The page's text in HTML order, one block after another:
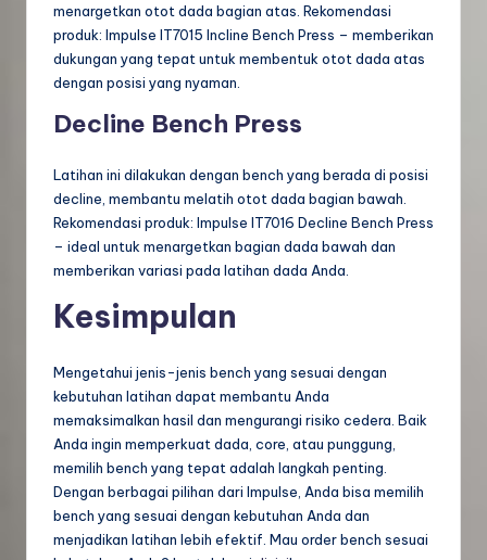
menargetkan otot dada bagian atas. Rekomendasi
produk: Impulse IT7015 Incline Bench Press – memberikan
dukungan yang tepat untuk membentuk otot dada atas
dengan posisi yang nyaman.
Decline Bench Press
Latihan ini dilakukan dengan bench yang berada di posisi
decline, membantu melatih otot dada bagian bawah.
Rekomendasi produk: Impulse IT7016 Decline Bench Press
– ideal untuk menargetkan bagian dada bawah dan
memberikan variasi pada latihan dada Anda.
Kesimpulan
Mengetahui jenis-jenis bench yang sesuai dengan
kebutuhan latihan dapat membantu Anda
memaksimalkan hasil dan mengurangi risiko cedera. Baik
Anda ingin memperkuat dada, core, atau punggung,
memilih bench yang tepat adalah langkah penting.
Dengan berbagai pilihan dari Impulse, Anda bisa memilih
bench yang sesuai dengan kebutuhan Anda dan
menjadikan latihan lebih efektif. Mau order bench sesuai